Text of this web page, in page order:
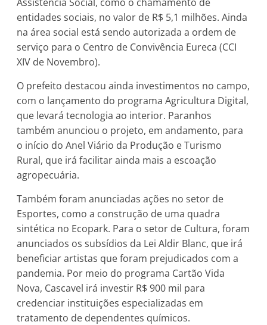
entidades sociais, no valor de R$ 5,1 milhões. Ainda
na área social está sendo autorizada a ordem de
serviço para o Centro de Convivência Eureca (CCI
XIV de Novembro).
O prefeito destacou ainda investimentos no campo,
com o lançamento do programa Agricultura Digital,
que levará tecnologia ao interior. Paranhos
também anunciou o projeto, em andamento, para
o início do Anel Viário da Produção e Turismo
Rural, que irá facilitar ainda mais a escoação
agropecuária.
Também foram anunciadas ações no setor de
Esportes, como a construção de uma quadra
sintética no Ecopark. Para o setor de Cultura, foram
anunciados os subsídios da Lei Aldir Blanc, que irá
beneficiar artistas que foram prejudicados com a
pandemia. Por meio do programa Cartão Vida
Nova, Cascavel irá investir R$ 900 mil para
credenciar instituições especializadas em
tratamento de dependentes químicos.